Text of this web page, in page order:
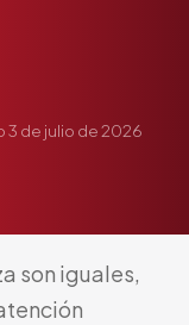
3 de julio de 2026
son iguales,